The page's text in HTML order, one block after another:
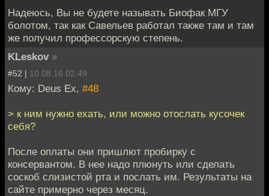
Надеюсь, Вы не будете называть Биофак МГУ
болотом, так как Савельев работал также там и там
же получил профессорскую степень.
KLeskov »
#52 | 10.08.16 02:49
Кому: Deus Ex, #48
> к ним нужно ехать, или можно отослать кусочек
себя?
После оплаты они пришлют пробирку с
консервантом. В нее надо плюнуть или сделать
соскоб слизистой рта и послать им. Результаты на
сайте примерно через месяц.